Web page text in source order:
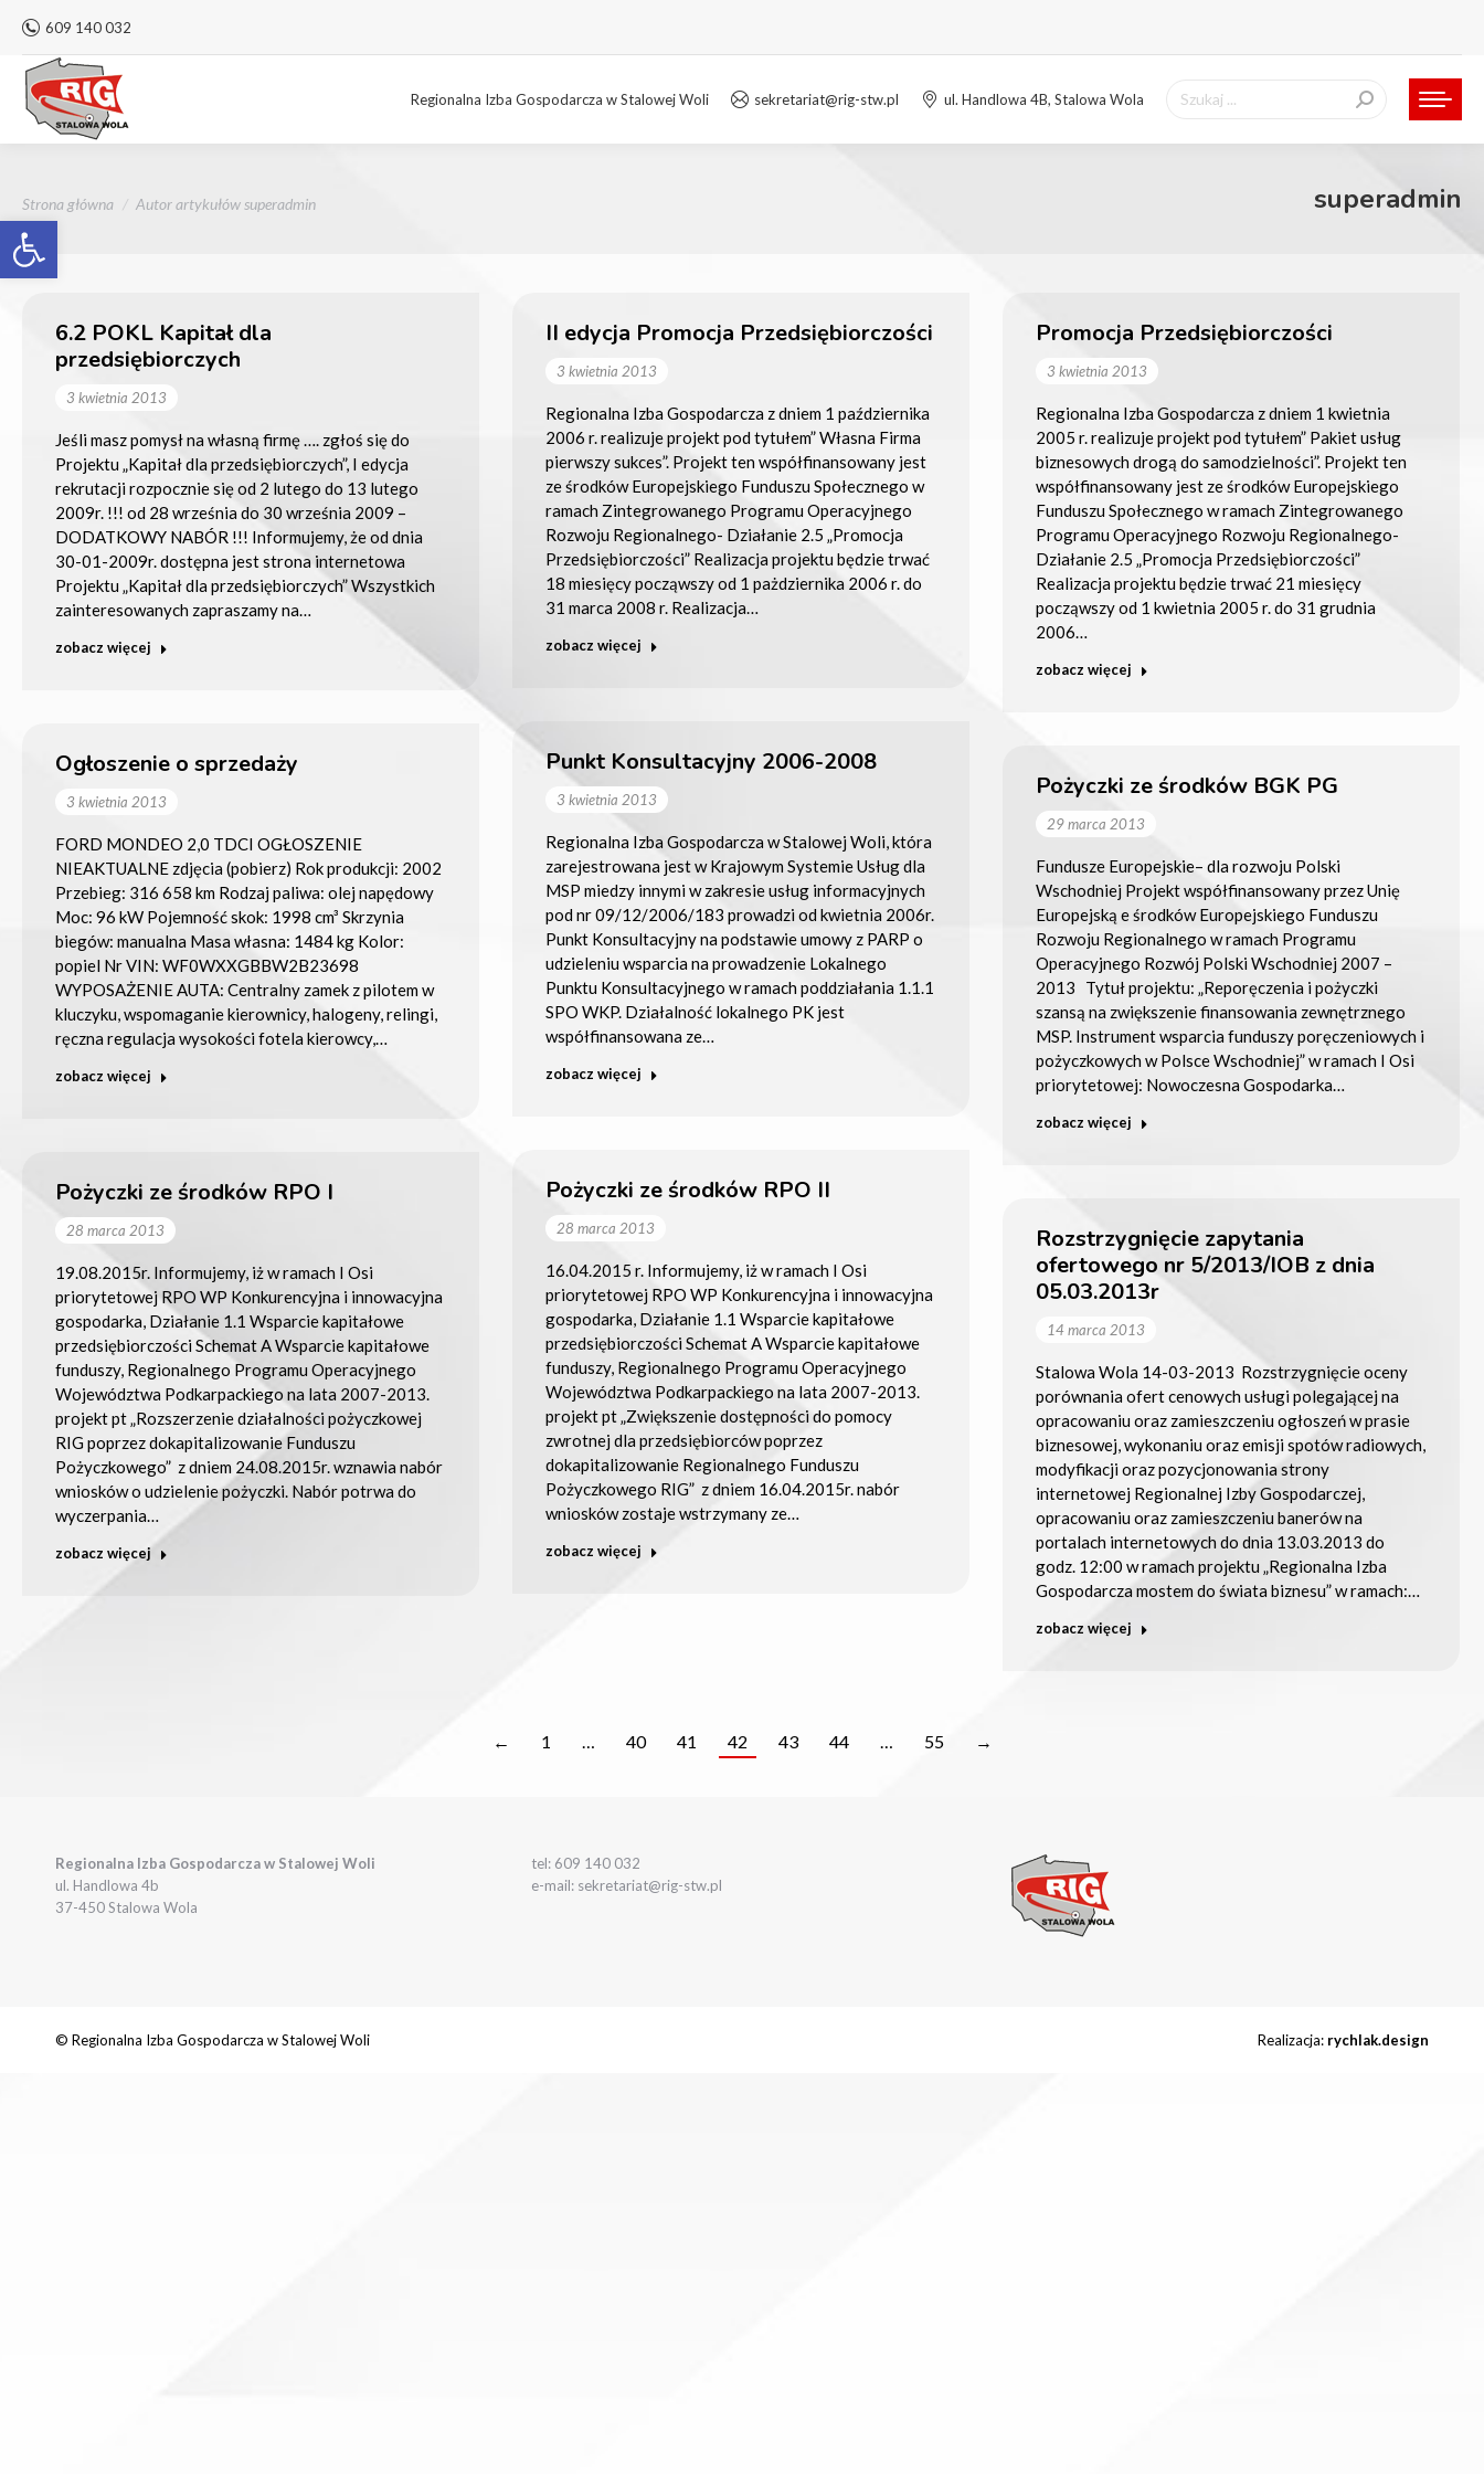
Otwórz pasek narzędzi
609 140 032
Regionalna Izba Gospodarcza w Stalowej Woli sekretariat@rig-stw.pl ul. Handlowa 4B, Stalowa Wola Szukaj:
Jesteś tutaj:
Strona główna Autor artykułów superadmin superadmin
6.2 POKL Kapitał dla
przedsiębiorczych
3 kwietnia 2013
Jeśli masz pomysł na własną firmę …. zgłoś się do
Projektu „Kapitał dla przedsiębiorczych”, I edycja
rekrutacji rozpocznie się od 2 lutego do 13 lutego
2009r. !!! od 28 września do 30 września 2009 –
DODATKOWY NABÓR !!! Informujemy, że od dnia
30-01-2009r. dostępna jest strona internetowa
Projektu „Kapitał dla przedsiębiorczych” Wszystkich
zainteresowanych zapraszamy na…
zobacz więcej
II edycja Promocja Przedsiębiorczości
3 kwietnia 2013
Regionalna Izba Gospodarcza z dniem 1 października
2006 r. realizuje projekt pod tytułem” Własna Firma
pierwszy sukces”. Projekt ten współfinansowany jest
ze środków Europejskiego Funduszu Społecznego w
ramach Zintegrowanego Programu Operacyjnego
Rozwoju Regionalnego- Działanie 2.5 „Promocja
Przedsiębiorczości” Realizacja projektu będzie trwać
18 miesięcy począwszy od 1 pażdziernika 2006 r. do
31 marca 2008 r. Realizacja…
zobacz więcej
Promocja Przedsiębiorczości
3 kwietnia 2013
Regionalna Izba Gospodarcza z dniem 1 kwietnia
2005 r. realizuje projekt pod tytułem” Pakiet usług
biznesowych drogą do samodzielności”. Projekt ten
współfinansowany jest ze środków Europejskiego
Funduszu Społecznego w ramach Zintegrowanego
Programu Operacyjnego Rozwoju Regionalnego-
Działanie 2.5 „Promocja Przedsiębiorczości”
Realizacja projektu będzie trwać 21 miesięcy
począwszy od 1 kwietnia 2005 r. do 31 grudnia
2006…
zobacz więcej
Punkt Konsultacyjny 2006-2008
3 kwietnia 2013
Regionalna Izba Gospodarcza w Stalowej Woli, która
zarejestrowana jest w Krajowym Systemie Usług dla
MSP miedzy innymi w zakresie usług informacyjnych
pod nr 09/12/2006/183 prowadzi od kwietnia 2006r.
Punkt Konsultacyjny na podstawie umowy z PARP o
udzieleniu wsparcia na prowadzenie Lokalnego
Punktu Konsultacyjnego w ramach poddziałania 1.1.1
SPO WKP. Działalność lokalnego PK jest
współfinansowana ze…
zobacz więcej
Ogłoszenie o sprzedaży
3 kwietnia 2013
FORD MONDEO 2,0 TDCI OGŁOSZENIE
NIEAKTUALNE zdjęcia (pobierz) Rok produkcji: 2002
Przebieg: 316 658 km Rodzaj paliwa: olej napędowy
Moc: 96 kW Pojemność skok: 1998 cm³ Skrzynia
biegów: manualna Masa własna: 1484 kg Kolor:
popiel Nr VIN: WF0WXXGBBW2B23698
WYPOSAŻENIE AUTA: Centralny zamek z pilotem w
kluczyku, wspomaganie kierownicy, halogeny, relingi,
ręczna regulacja wysokości fotela kierowcy,…
zobacz więcej
Pożyczki ze środków BGK PG
29 marca 2013
Fundusze Europejskie– dla rozwoju Polski
Wschodniej Projekt współfinansowany przez Unię
Europejską e środków Europejskiego Funduszu
Rozwoju Regionalnego w ramach Programu
Operacyjnego Rozwój Polski Wschodniej 2007 –
2013 Tytuł projektu: „Reporęczenia i pożyczki
szansą na zwiększenie finansowania zewnętrznego
MSP. Instrument wsparcia funduszy poręczeniowych i
pożyczkowych w Polsce Wschodniej” w ramach I Osi
priorytetowej: Nowoczesna Gospodarka…
zobacz więcej
Pożyczki ze środków RPO II
28 marca 2013
16.04.2015 r. Informujemy, iż w ramach I Osi
priorytetowej RPO WP Konkurencyjna i innowacyjna
gospodarka, Działanie 1.1 Wsparcie kapitałowe
przedsiębiorczości Schemat A Wsparcie kapitałowe
funduszy, Regionalnego Programu Operacyjnego
Województwa Podkarpackiego na lata 2007-2013.
projekt pt „Zwiększenie dostępności do pomocy
zwrotnej dla przedsiębiorców poprzez
dokapitalizowanie Regionalnego Funduszu
Pożyczkowego RIG” z dniem 16.04.2015r. nabór
wniosków zostaje wstrzymany ze…
zobacz więcej
Pożyczki ze środków RPO I
28 marca 2013
19.08.2015r. Informujemy, iż w ramach I Osi
priorytetowej RPO WP Konkurencyjna i innowacyjna
gospodarka, Działanie 1.1 Wsparcie kapitałowe
przedsiębiorczości Schemat A Wsparcie kapitałowe
funduszy, Regionalnego Programu Operacyjnego
Województwa Podkarpackiego na lata 2007-2013.
projekt pt „Rozszerzenie działalności pożyczkowej
RIG poprzez dokapitalizowanie Funduszu
Pożyczkowego” z dniem 24.08.2015r. wznawia nabór
wniosków o udzielenie pożyczki. Nabór potrwa do
wyczerpania…
zobacz więcej
Rozstrzygnięcie zapytania
ofertowego nr 5/2013/IOB z dnia
05.03.2013r
14 marca 2013
Stalowa Wola 14-03-2013 Rozstrzygnięcie oceny
porównania ofert cenowych usługi polegającej na
opracowaniu oraz zamieszczeniu ogłoszeń w prasie
biznesowej, wykonaniu oraz emisji spotów radiowych,
modyfikacji oraz pozycjonowania strony
internetowej Regionalnej Izby Gospodarczej,
opracowaniu oraz zamieszczeniu banerów na
portalach internetowych do dnia 13.03.2013 do
godz. 12:00 w ramach projektu „Regionalna Izba
Gospodarcza mostem do świata biznesu” w ramach:…
zobacz więcej
← 1 … 40 41 42 43 44 … 55 →
Regionalna Izba Gospodarcza w Stalowej Woli
ul. Handlowa 4b
37-450 Stalowa Wola
tel: 609 140 032
e-mail: sekretariat@rig-stw.pl
© Regionalna Izba Gospodarcza w Stalowej Woli Realizacja: rychlak.design